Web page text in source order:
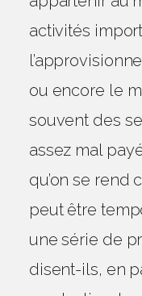
activités
ou encore le
souvent des
assez mal
qu’on se rend
peut être
une série de
disent-ils, en